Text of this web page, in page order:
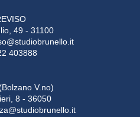
49 - 31100
403888
V.no)
8 - 36050